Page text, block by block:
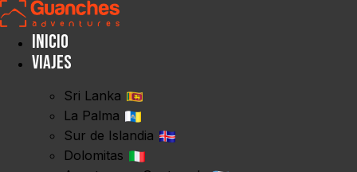
Inicio
Viajes
Sri Lanka
La Palma
Sur de Islandia
Dolomitas